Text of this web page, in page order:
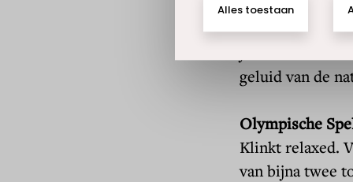
Om de ervaring
gecombineerd
geluid van de
Olympische
Klinkt relaxed.
van bijna twee